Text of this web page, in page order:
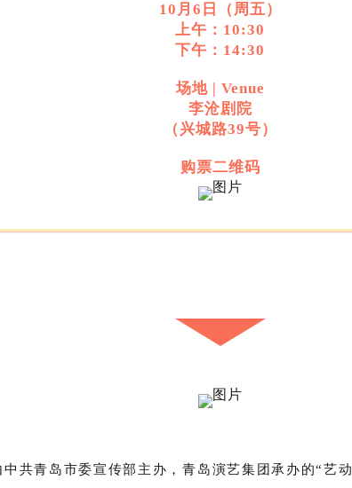
10月6日（周五）
上午：10:30
下午：14:30
场地 | Venue
李沧剧院
（兴城路39号）
购票二维码
共青岛市委宣传部主办，青岛演艺集团承办的“艺